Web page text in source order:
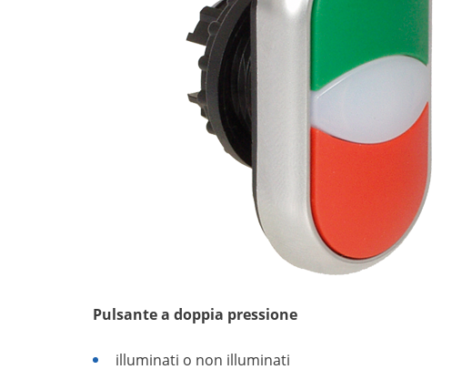
Pulsante a doppia pressione
illuminati o non illuminati